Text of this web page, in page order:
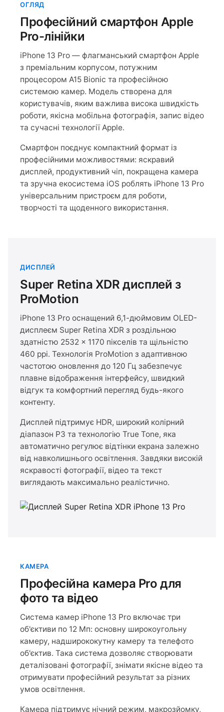
ОГЛЯД
Професійний смартфон Apple
Pro-лінійки
iPhone 13 Pro — флагманський смартфон Apple
з преміальним корпусом, потужним
процесором A15 Bionic та професійною
системою камер. Модель створена для
користувачів, яким важлива висока швидкість
роботи, якісна мобільна фотографія, запис відео
та сучасні технології Apple.
Смартфон поєднує компактний формат із
професійними можливостями: яскравий
дисплей, продуктивний чіп, покращена камера
та зручна екосистема iOS роблять iPhone 13 Pro
універсальним пристроєм для роботи,
творчості та щоденного використання.
ДИСПЛЕЙ
Super Retina XDR дисплей з
ProMotion
iPhone 13 Pro оснащений 6,1-дюймовим OLED-
дисплеєм Super Retina XDR з роздільною
здатністю 2532 × 1170 пікселів та щільністю
460 ppi. Технологія ProMotion з адаптивною
частотою оновлення до 120 Гц забезпечує
плавне відображення інтерфейсу, швидкий
відгук та комфортний перегляд будь-якого
контенту.
Дисплей підтримує HDR, широкий колірний
діапазон P3 та технологію True Tone, яка
автоматично регулює відтінки екрана залежно
від навколишнього освітлення. Завдяки високій
яскравості фотографії, відео та текст
виглядають максимально реалістично.
КАМЕРА
Професійна камера Pro для
фото та відео
Система камер iPhone 13 Pro включає три
об'єктиви по 12 Мп: основну широкоугольну
камеру, надширококутну камеру та телефото
об'єктив. Така система дозволяє створювати
деталізовані фотографії, знімати якісне відео та
отримувати професійний результат за різних
умов освітлення.
Камера підтримує нічний режим, макрозйомку,